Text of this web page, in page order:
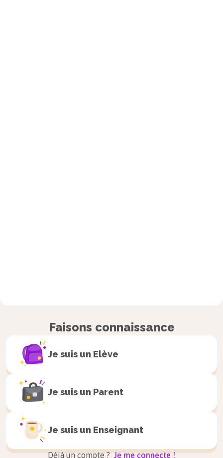
Faisons connaissance
Je suis un Elève
Je suis un Parent
Je suis un Enseignant
Déjà un compte ? Je me connecte !